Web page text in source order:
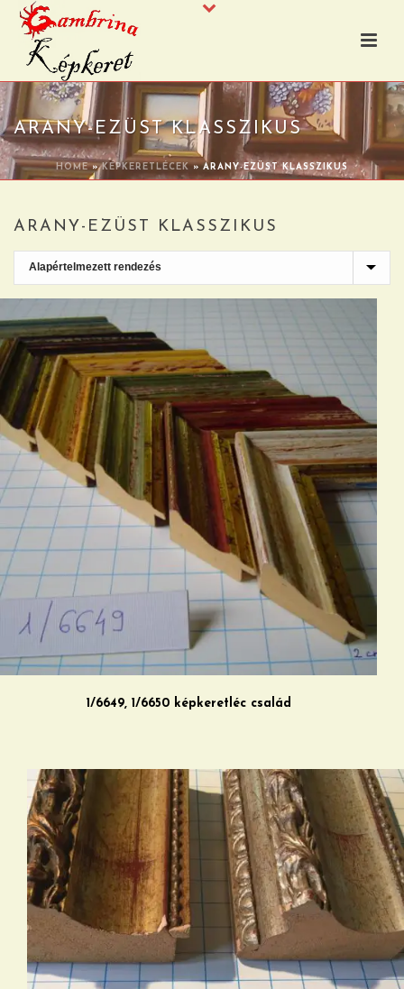
ARANY-EZÜST KLASSZIKUS
HOME»KÉPKERETLÉCEK»ARANY-EZÜST KLASSZIKUS
ARANY-EZÜST KLASSZIKUS
1/6649, 1/6650 képkeretléc család